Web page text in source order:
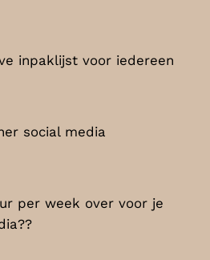
inpaklijst voor iedereen
social media
per week over voor je